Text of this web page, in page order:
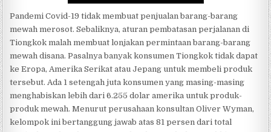
Pandemi Covid-19 tidak membuat penjualan barang-barang
mewah merosot. Sebaliknya, aturan pembatasan perjalanan di
Tiongkok malah membuat lonjakan permintaan barang-barang
mewah disana. Pasalnya banyak konsumen Tiongkok tidak dapat
ke Eropa, Amerika Serikat atau Jepang untuk membeli produk
tersebut. Ada 1 setengah juta konsumen yang masing-masing
menghabiskan lebih dari 6.255 dolar amerika untuk produk-
produk mewah. Menurut perusahaan konsultan Oliver Wyman,
kelompok ini bertanggung jawab atas 81 persen dari total